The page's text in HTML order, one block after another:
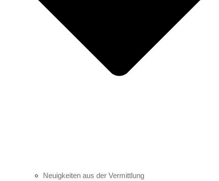
Neuigkeiten aus der Vermittlung